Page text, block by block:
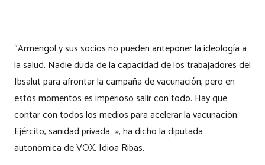
“Armengol y sus socios no pueden anteponer la ideología a
la salud. Nadie duda de la capacidad de los trabajadores del
Ibsalut para afrontar la campaña de vacunación, pero en
estos momentos es imperioso salir con todo. Hay que
contar con todos los medios para acelerar la vacunación:
Ejército, sanidad privada…», ha dicho la diputada
autonómica de VOX, Idioa Ribas.